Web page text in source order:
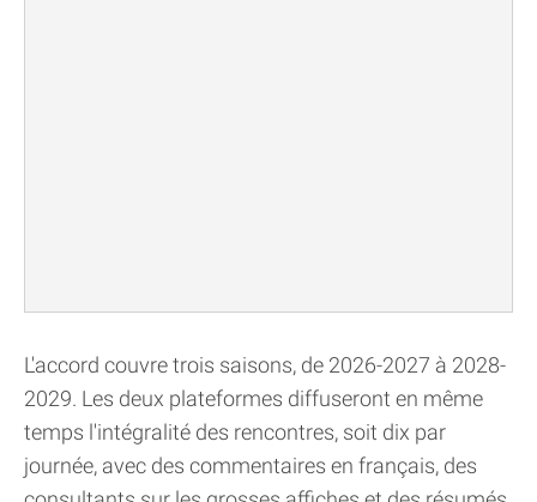
L'accord couvre trois saisons, de 2026-2027 à 2028-
2029. Les deux plateformes diffuseront en même
temps l'intégralité des rencontres, soit dix par
journée, avec des commentaires en français, des